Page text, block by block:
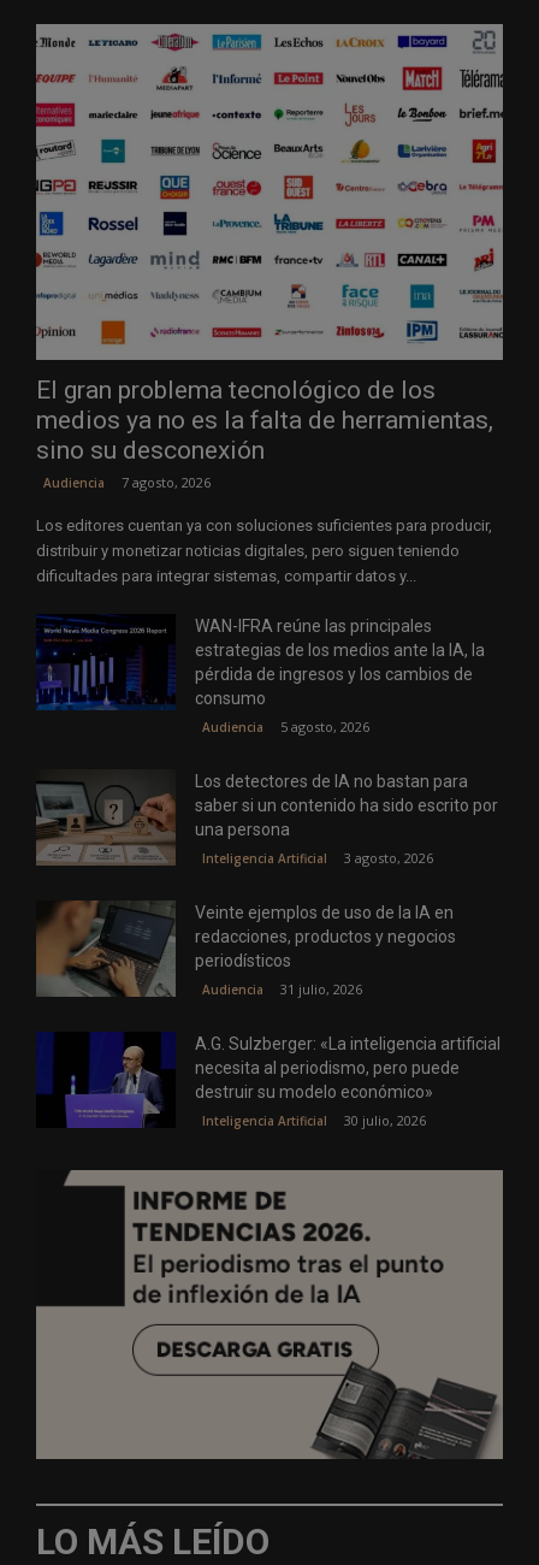
El gran problema tecnológico de los
medios ya no es la falta de herramientas,
sino su desconexión
Audiencia 7 agosto, 2026
Los editores cuentan ya con soluciones suficientes para producir,
distribuir y monetizar noticias digitales, pero siguen teniendo
dificultades para integrar sistemas, compartir datos y...
WAN-IFRA reúne las principales
estrategias de los medios ante la IA, la
pérdida de ingresos y los cambios de
consumo
Audiencia 5 agosto, 2026
Los detectores de IA no bastan para
saber si un contenido ha sido escrito por
una persona
Inteligencia Artificial 3 agosto, 2026
Veinte ejemplos de uso de la IA en
redacciones, productos y negocios
periodísticos
Audiencia 31 julio, 2026
A.G. Sulzberger: «La inteligencia artificial
necesita al periodismo, pero puede
destruir su modelo económico»
Inteligencia Artificial 30 julio, 2026
LO MÁS LEÍDO